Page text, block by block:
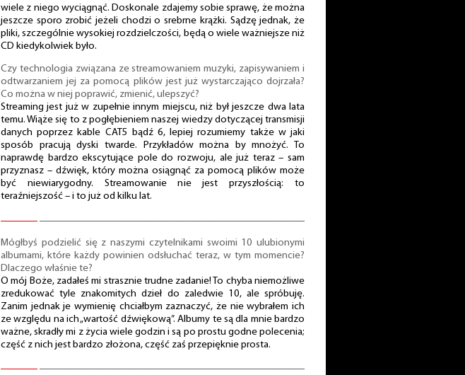
wiele z niego wyciągnąć. Doskonale zdajemy sobie sprawę, że można
jeszcze sporo zrobić jeżeli chodzi o srebrne krążki. Sądzę jednak, że
pliki, szczególnie wysokiej rozdzielczości, będą o wiele ważniejsze niż
CD kiedykolwiek było.
Czy technologia związana ze streamowaniem muzyki, zapisywaniem i
odtwarzaniem jej za pomocą plików jest już wystarczająco dojrzała?
Co można w niej poprawić, zmienić, ulepszyć?
Streaming jest już w zupełnie innym miejscu, niż był jeszcze dwa lata
temu. Wiąże się to z pogłębieniem naszej wiedzy dotyczącej transmisji
danych poprzez kable CAT5 bądź 6, lepiej rozumiemy także w jaki
sposób pracują dyski twarde. Przykładów można by mnożyć. To
naprawdę bardzo ekscytujące pole do rozwoju, ale już teraz – sam
przyznasz – dźwięk, który można osiągnąć za pomocą plików może
być niewiarygodny. Streamowanie nie jest przyszłością: to
teraźniejszość – i to już od kilku lat.
Mógłbyś podzielić się z naszymi czytelnikami swoimi 10 ulubionymi
albumami, które każdy powinien odsłuchać teraz, w tym momencie?
Dlaczego właśnie te?
O mój Boże, zadałeś mi strasznie trudne zadanie! To chyba niemożliwe
zredukować tyle znakomitych dzieł do zaledwie 10, ale spróbuję.
Zanim jednak je wymienię chciałbym zaznaczyć, że nie wybrałem ich
ze względu na ich „wartość dźwiękową”. Albumy te są dla mnie bardzo
ważne, skradły mi z życia wiele godzin i są po prostu godne polecenia;
część z nich jest bardzo złożona, część zaś przepięknie prosta.